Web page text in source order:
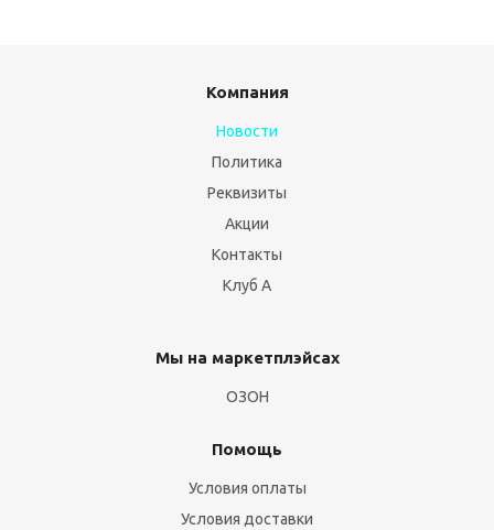
Компания
Новости
Политика
Реквизиты
Акции
Контакты
Клуб А
Мы на маркетплэйсах
ОЗОН
Помощь
Условия оплаты
Условия доставки